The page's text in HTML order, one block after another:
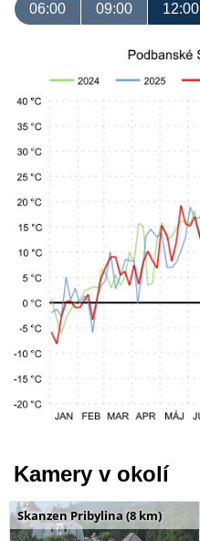
06:00 09:00 12:00
Kamery v okolí
Skanzen Pribylina (8 km)